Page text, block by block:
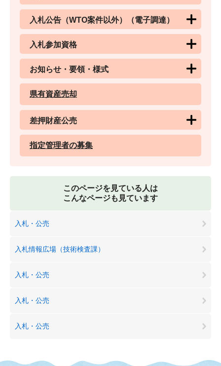
入札公告（WTO案件以外）（電子調達）
入札参加資格
お知らせ・要領・様式
県有資産売却
差押財産公売
指定管理者の募集
このページを見ている人は
こんなページも見ています
入札・公売
入札情報広場（技術検査課）
入札・公売
入札・公売
入札・公売